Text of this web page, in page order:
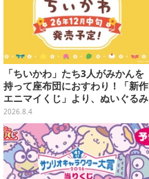
「ちいかわ」たち3人がみかんを
持って座布団におすわり！「新作
エニマイくじ」より、ぬいぐるみ
画像が初公開
2026.8.4